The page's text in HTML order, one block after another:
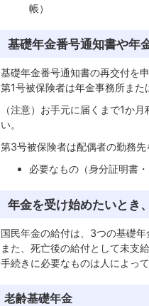
帳）
基礎年金番号通知書や年
基礎年金番号通知書の再交付を
第1号被保険者は年金事務所また
（注意）お手元に届くまで1か
い。
第3号被保険者は配偶者の勤務先
必要なもの（身分証明書
年金を受け始めたいとき
国民年金の給付は、3つの基礎年
また、死亡後の給付として未支
手続きに必要なものは人によっ
老齢基礎年金